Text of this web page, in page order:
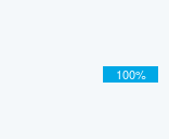
100%